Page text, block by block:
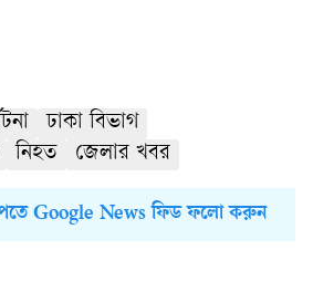
ঢাকা বিভাগ
নিহত জেলার খবর
Google News ফিড ফলো করুন